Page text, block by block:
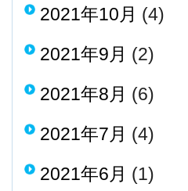
2021年10月 (4)
2021年9月 (2)
2021年8月 (6)
2021年7月 (4)
2021年6月 (1)